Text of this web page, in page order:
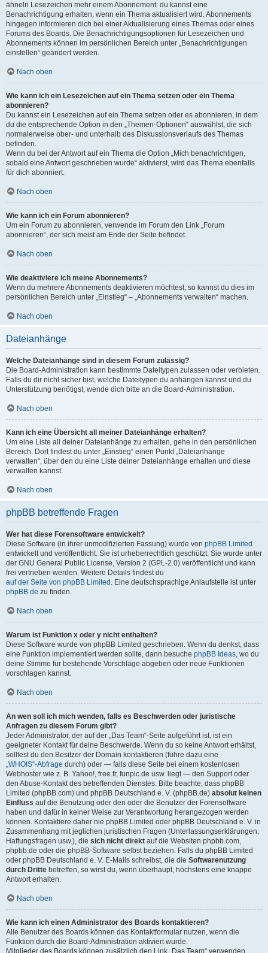
ähneln Lesezeichen mehr einem Abonnement: du kannst eine
Benachrichtigung erhalten, wenn ein Thema aktualisiert wird. Abonnements
hingegen informieren dich bei einer Aktualisierung eines Themas oder eines
Forums des Boards. Die Benachrichtigungsoptionen für Lesezeichen und
Abonnements können im persönlichen Bereich unter „Benachrichtigungen
einstellen“ geändert werden.
Nach oben
Wie kann ich ein Lesezeichen auf ein Thema setzen oder ein Thema
abonnieren?
Du kannst ein Lesezeichen auf ein Thema setzen oder es abonnieren, in dem
du die entsprechende Option in den „Themen-Optionen“ auswählst, die sich
normalerweise ober- und unterhalb des Diskussionsverlaufs des Themas
befinden.
Wenn du bei der Antwort auf ein Thema die Option „Mich benachrichtigen,
sobald eine Antwort geschrieben wurde“ aktivierst, wird das Thema ebenfalls
für dich abonniert.
Nach oben
Wie kann ich ein Forum abonnieren?
Um ein Forum zu abonnieren, verwende im Forum den Link „Forum
abonnieren“, der sich meist am Ende der Seite befindet.
Nach oben
Wie deaktiviere ich meine Abonnements?
Wenn du mehrere Abonnements deaktivieren möchtest, so kannst du dies im
persönlichen Bereich unter „Einstieg“ – „Abonnements verwalten“ machen.
Nach oben
Dateianhänge
Welche Dateianhänge sind in diesem Forum zulässig?
Die Board-Administration kann bestimmte Dateitypen zulassen oder verbieten.
Falls du dir nicht sicher bist, welche Dateitypen du anhängen kannst und du
Unterstützung benötigst, wende dich bitte an die Board-Administration.
Nach oben
Kann ich eine Übersicht all meiner Dateianhänge erhalten?
Um eine Liste all deiner Dateianhänge zu erhalten, gehe in den persönlichen
Bereich. Dort findest du unter „Einstieg“ einen Punkt „Dateianhänge
verwalten“, über den du eine Liste deiner Dateianhänge erhalten und diese
verwalten kannst.
Nach oben
phpBB betreffende Fragen
Wer hat diese Forensoftware entwickelt?
Diese Software (in ihrer unmodifizierten Fassung) wurde von phpBB Limited
entwickelt und veröffentlicht. Sie ist urheberrechtlich geschützt. Sie wurde unter
der GNU General Public License, Version 2 (GPL-2.0) veröffentlicht und kann
frei vertrieben werden. Weitere Details findest du
auf der Seite von phpBB Limited . Eine deutschsprachige Anlaufstelle ist unter
phpBB.de zu finden.
Nach oben
Warum ist Funktion x oder y nicht enthalten?
Diese Software wurde von phpBB Limited geschrieben. Wenn du denkst, dass
eine Funktion implementiert werden sollte, dann besuche phpBB Ideas, wo du
deine Stimme für bestehende Vorschläge abgeben oder neue Funktionen
vorschlagen kannst.
Nach oben
An wen soll ich mich wenden, falls es Beschwerden oder juristische
Anfragen zu diesem Forum gibt?
Jeder Administrator, der auf der „Das Team“-Seite aufgeführt ist, ist ein
geeigneter Kontakt für deine Beschwerde. Wenn du so keine Antwort erhältst,
solltest du den Besitzer der Domain kontaktieren (führe dazu eine
„WHOIS“-Abfrage durch) oder — falls diese Seite bei einem kostenlosen
Webhoster wie z. B. Yahoo!, free.fr, funpic.de usw. liegt — den Support oder
den Abuse-Kontakt des betreffenden Dienstes. Bitte beachte, dass phpBB
Limited (phpBB.com) und phpBB Deutschland e. V. (phpBB.de) absolut keinen
Einfluss auf die Benutzung oder den oder die Benutzer der Forensoftware
haben und dafür in keiner Weise zur Verantwortung herangezogen werden
können. Kontaktiere daher nie phpBB Limited oder phpBB Deutschland e. V. in
Zusammenhang mit jeglichen juristischen Fragen (Unterlassungserklärungen,
Haftungsfragen usw.), die sich nicht direkt auf die Websiten phpbb.com,
phpbb.de oder die phpBB-Software selbst beziehen. Falls du phpBB Limited
oder phpBB Deutschland e. V. E-Mails schreibst, die die Softwarenutzung
durch Dritte betreffen, so wirst du, wenn überhaupt, höchstens eine knappe
Antwort erhalten.
Nach oben
Wie kann ich einen Administrator des Boards kontaktieren?
Alle Benutzer des Boards können das Kontaktformular nutzen, wenn die
Funktion durch die Board-Administration aktiviert wurde.
Mitglieder des Boards können zusätzlich den Link „Das Team“ verwenden.